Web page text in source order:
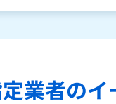
業者のイ